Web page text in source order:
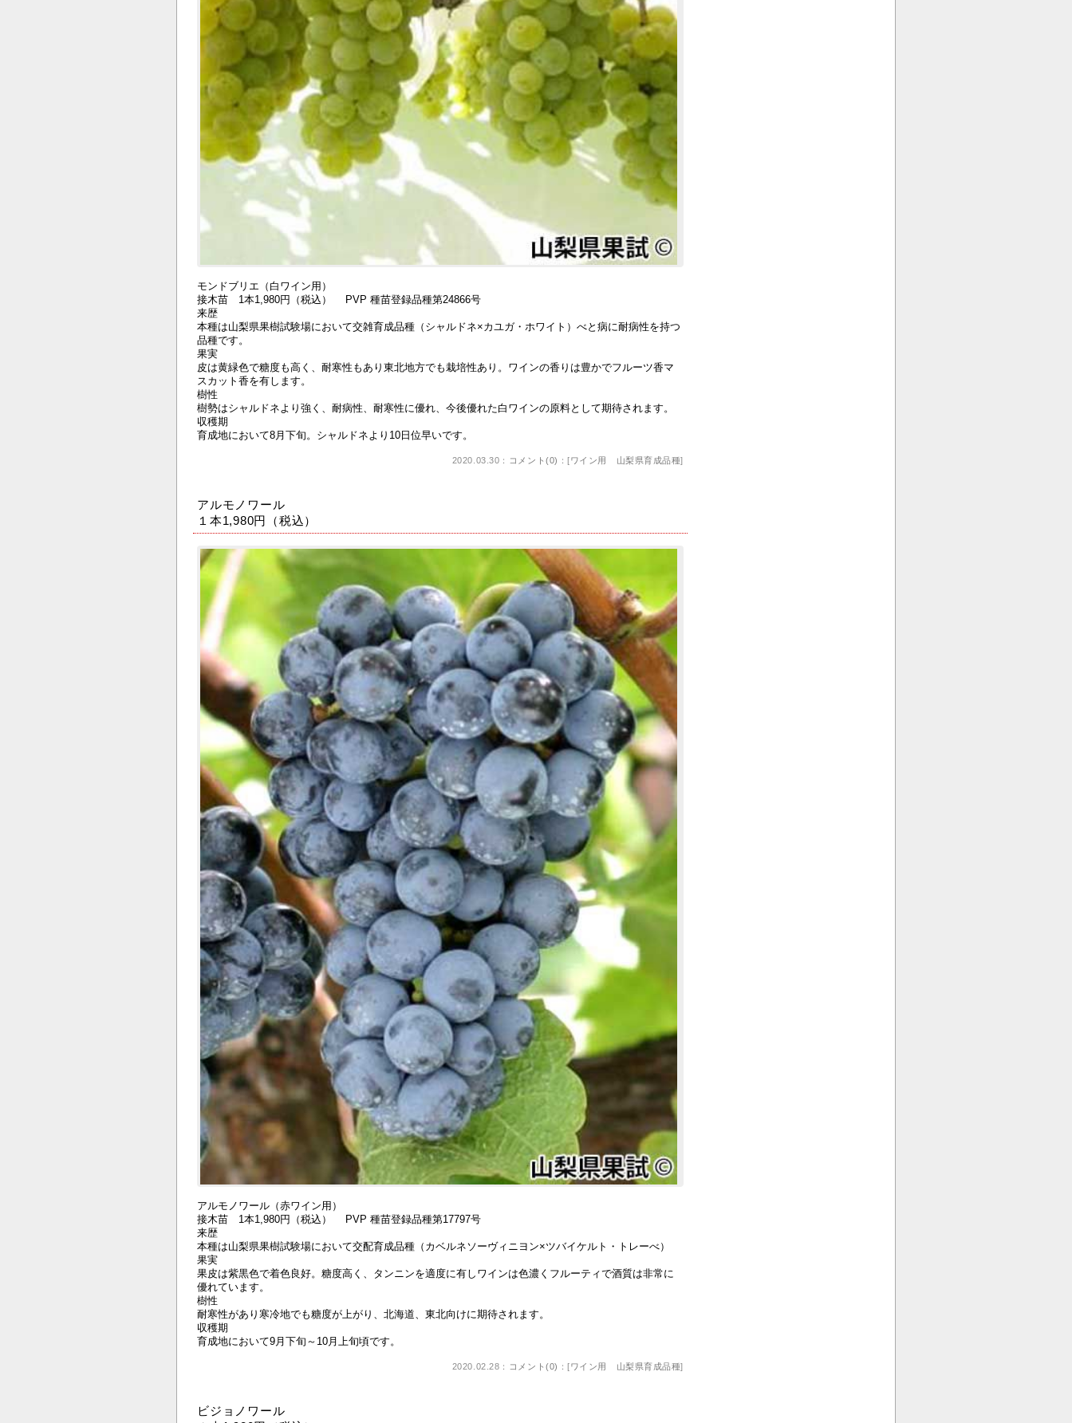
モンドブリエ（白ワイン用）
接木苗 1本1,980円（税込） PVP 種苗登録品種第24866号
来歴
本種は山梨県果樹試験場において交雑育成品種（シャルドネ×カユガ・ホワイト）べと病に耐病性を持つ
品種です。
果実
皮は黄緑色で糖度も高く、耐寒性もあり東北地方でも栽培性あり。ワインの香りは豊かでフルーツ香マ
スカット香を有します。
樹性
樹勢はシャルドネより強く、耐病性、耐寒性に優れ、今後優れた白ワインの原料として期待されます。
収穫期
育成地において8月下旬。シャルドネより10日位早いです。
2020.03.30： コメント(0) ：[ワイン用 山梨県育成品種]
アルモノワール
１本1,980円（税込）
アルモノワール（赤ワイン用）
接木苗 1本1,980円（税込） PVP 種苗登録品種第17797号
来歴
本種は山梨県果樹試験場において交配育成品種（カベルネソーヴィニヨン×ツバイケルト・トレーべ）
果実
果皮は紫黒色で着色良好。糖度高く、タンニンを適度に有しワインは色濃くフルーティで酒質は非常に
優れています。
樹性
耐寒性があり寒冷地でも糖度が上がり、北海道、東北向けに期待されます。
収穫期
育成地において9月下旬～10月上旬頃です。
2020.02.28： コメント(0) ：[ワイン用 山梨県育成品種]
ビジョノワール